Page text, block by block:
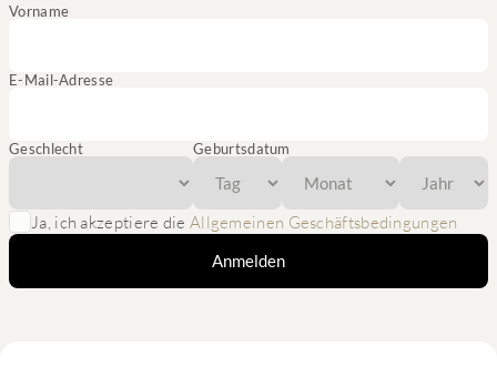
Vorname
E-Mail-Adresse
Geschlecht Geburtsdatum
Ja, ich akzeptiere die Allgemeinen Geschäftsbedingungen
Anmelden